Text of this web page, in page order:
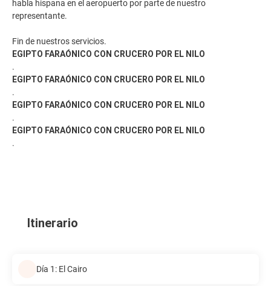
habla hispana en el aeropuerto por parte de nuestro
representante.
Fin de nuestros servicios.
EGIPTO FARAÓNICO CON CRUCERO POR EL NILO
.
EGIPTO FARAÓNICO CON CRUCERO POR EL NILO
.
EGIPTO FARAÓNICO CON CRUCERO POR EL NILO
.
EGIPTO FARAÓNICO CON CRUCERO POR EL NILO
.
Itinerario
Día 1: El Cairo